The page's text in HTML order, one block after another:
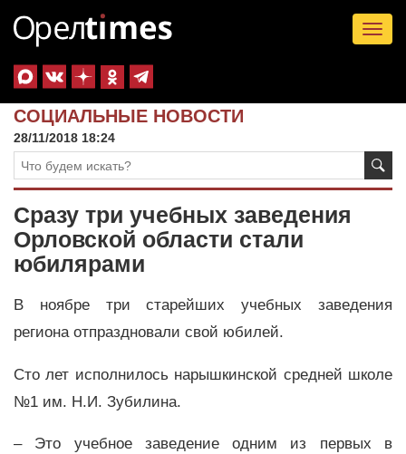
СОЦИАЛЬНЫЕ НОВОСТИ
28/11/2018 18:24
Сразу три учебных заведения
Орловской области стали
юбилярами
В ноябре три старейших учебных заведения
региона отпраздновали свой юбилей.
Сто лет исполнилось нарышкинской средней школе
№1 им. Н.И. Зубилина.
– Это учебное заведение одним из первых в